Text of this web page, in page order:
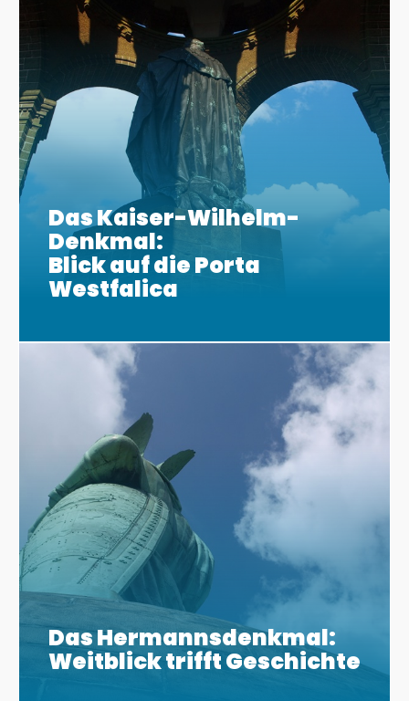
Das Kaiser-Wilhelm-
Denkmal:
Blick auf die Porta
Westfalica
Das Hermannsdenkmal:
Weitblick trifft Geschichte